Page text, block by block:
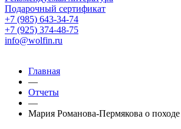
Подарочный сертификат
+7 (985) 643-34-74
+7 (925) 374-48-75
info@wolfin.ru
Главная
—
Отчеты
—
Мария Романова-Пермякова о